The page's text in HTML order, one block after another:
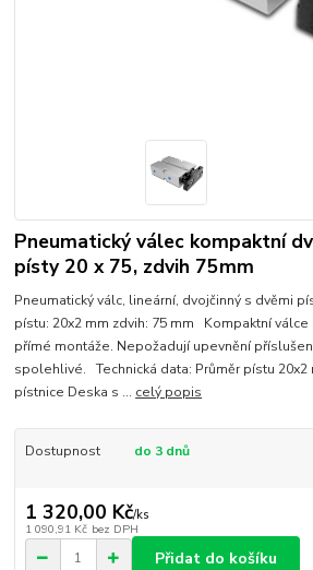
Pneumatický válec kompaktní
písty 20 x 75, zdvih 75mm
Pneumatický válc, lineární, dvojčinný s dvěmi
pístu: 20x2 mm zdvih: 75 mm Kompaktní
přímé montáže. Nepožadují upevnění
spolehlivé. Technická data: Průměr pístu 20x2
pístnice Deska s ... celý popis
Dostupnost do 3 dnů
1 320,00 Kč/ks
1 090,91 Kč bez DPH
Přidat do košíku